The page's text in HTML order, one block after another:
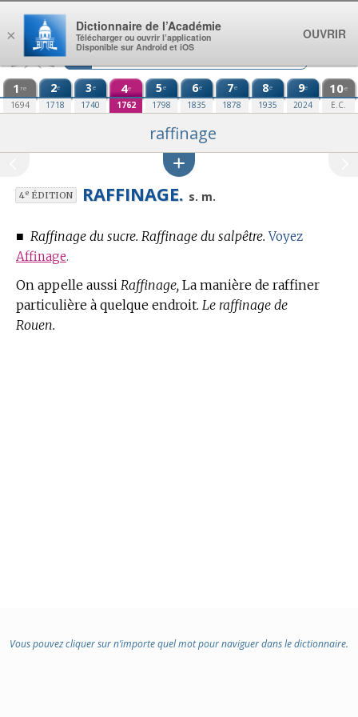
Aller au contenu
1 re
1694
2e
1718
3e
1740
4e
1762
5e
1798
6e
1835
7e
1878
8e
1935
9e
2024
10e
E.C.
raffinage
4eÉDITION RAFFINAGE. s. m.
■ Raffinage du sucre. Raffinage du salpêtre. Voyez
Affinage.
On appelle aussi Raffinage, La manière de raffiner
particulière à quelque endroit. Le raffinage de
Rouen.
Vous pouvez cliquer sur n’importe quel mot pour naviguer dans le dictionnaire.
×
Dictionnaire de l’Académie
Télécharger ou ouvrir l’application
Disponible sur Android et iOS
OUVRIR